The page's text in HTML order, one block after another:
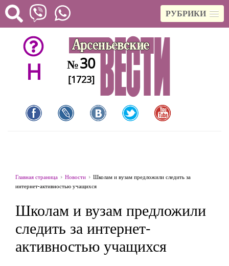
РУБРИКИ
H №30
[1723]
Главная страница Новости
Школам и вузам предложили следить за
интернет-активностью учащихся
Школам и вузам предложили
следить за интернет-
активностью учащихся